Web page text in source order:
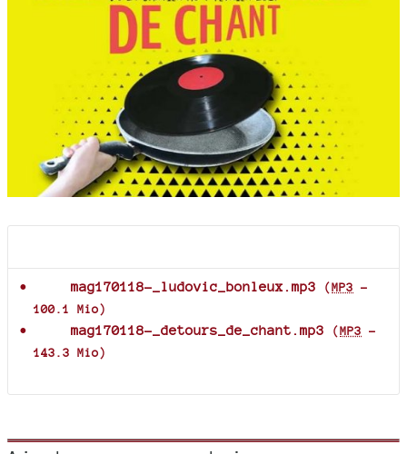
mag170118-_ludovic_bonleux.mp3 (MP3 -
100.1 Mio)
mag170118-_detours_de_chant.mp3 (MP3 -
143.3 Mio)